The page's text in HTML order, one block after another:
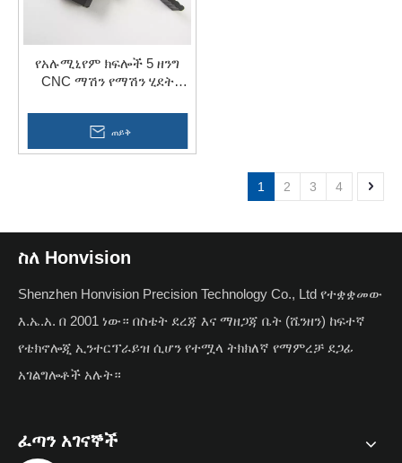
የአሉሚኒየም ክፍሎች 5 ዘንግ
CNC ማሽን የማሽን ሂደት
ጠይቅ
1 2 3 4
ስለ Honvision
Shenzhen Honvision Precision Technology Co., Ltd የተቋቋመው
እ.ኤ.አ. በ 2001 ነው። በስቴት ደረጃ እና ማዘጋጃ ቤት (ሼንዘን) ከፍተኛ
የቴክኖሎጂ ኢንተርፕራይዝ ሲሆን የተሟላ ትክክለኛ የማምረቻ ደጋፊ
አገልግሎቶች አሉት።
ፈጣን አገናኞች